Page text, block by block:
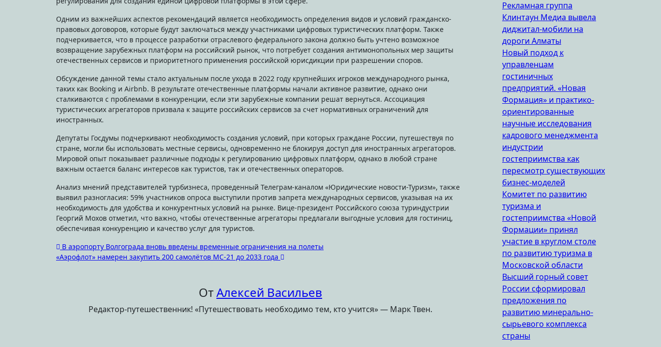
Одним из важнейших аспектов рекомендаций является необходимость определения видов и условий гражданско-
правовых договоров, которые будут заключаться между участниками цифровых туристических платформ. Также
подчеркивается, что в процессе разработки отраслевого федерального закона должно быть учтено возможное
возвращение зарубежных платформ на российский рынок, что потребует создания антимонопольных мер защиты
отечественных сервисов и приоритетного применения российской юрисдикции при разрешении споров.
Обсуждение данной темы стало актуальным после ухода в 2022 году крупнейших игроков международного рынка,
таких как Booking и Airbnb. В результате отечественные платформы начали активное развитие, однако они
сталкиваются с проблемами в конкуренции, если эти зарубежные компании решат вернуться. Ассоциация
туристических агрегаторов призвала к защите российских сервисов за счет нормативных ограничений для
иностранных.
Депутаты Госдумы подчеркивают необходимость создания условий, при которых граждане России, путешествуя по
стране, могли бы использовать местные сервисы, одновременно не блокируя доступ для иностранных агрегаторов.
Мировой опыт показывает различные подходы к регулированию цифровых платформ, однако в любой стране
важным остается баланс интересов как туристов, так и отечественных операторов.
Анализ мнений представителей турбизнеса, проведенный Телеграм-каналом «Юридические новости-Туризм», также
выявил разногласия: 59% участников опроса выступили против запрета международных сервисов, указывая на их
необходимость для удобства и конкурентных условий на рынке. Вице-президент Российского союза туриндустрии
Георгий Мохов отметил, что важно, чтобы отечественные агрегаторы предлагали выгодные условия для гостиниц,
обеспечивая конкуренцию и качество услуг для туристов.
Навигация
по
В аэропорту Волгограда вновь введены временные ограничения на полеты
«Аэрофлот» намерен закупить 200 самолётов МС-21 до 2033 года
ОтАлексей Васильев
Редактор-путешественник! «Путешествовать необходимо тем, кто учится» — Марк Твен.
Рекламная группа
Клинтаун Медиа вывела
диджитал-мобили на
дороги Алматы
Новый подход к
управленцам
гостиничных
предприятий. «Новая
Формация» и практико-
ориентированные
научные исследования
кадрового менеджмента
индустрии
гостеприимства как
пересмотр существующих
бизнес-моделей
Комитет по развитию
туризма и
гостеприимства «Новой
Формации» принял
участие в круглом столе
по развитию туризма в
Московской области
Высший горный совет
России сформировал
предложения по
развитию минерально-
сырьевого комплекса
страны